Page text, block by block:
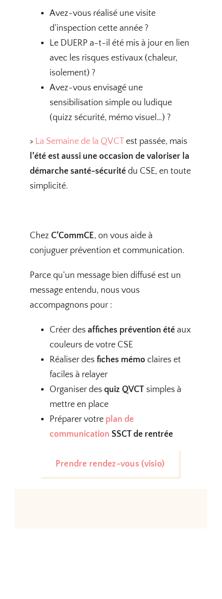
Avez-vous réalisé une visite
d’inspection cette année ?
Le DUERP a-t-il été mis à jour en lien
avec les risques estivaux (chaleur,
isolement) ?
Avez-vous envisagé une
sensibilisation simple ou ludique
(quizz sécurité, mémo visuel…) ?
> La Semaine de la QVCTest passée, mais
l’été est aussi une occasion de valoriser la
démarche santé-sécuritédu CSE, en toute
simplicité.
Chez C’CommCE, on vous aide à
conjuguer prévention et communication.
Parce qu’un message bien diffusé est un
message entendu, nous vous
accompagnons pour :
Créer des affiches prévention étéaux
couleurs de votre CSE
Réaliser des fiches mémo claires et
faciles à relayer
Organiser des quiz QVCTsimples à
mettre en place
Préparer votre plan de
communication SSCT de rentrée
Prendre rendez-vous (visio)